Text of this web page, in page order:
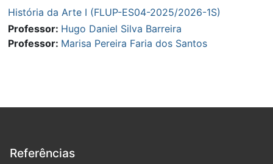
História da Arte I (FLUP-ES04-2025/2026-1S)
Professor: Hugo Daniel Silva Barreira
Professor: Marisa Pereira Faria dos Santos
Referências